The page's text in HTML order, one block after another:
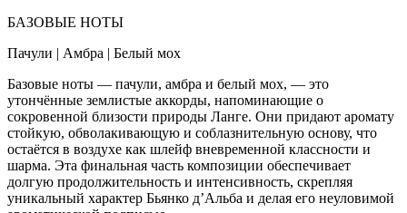
БАЗОВЫЕ НОТЫ
Пачули | Амбра | Белый мох
Базовые ноты — пачули, амбра и белый мох, — это
утончённые землистые аккорды, напоминающие о
сокровенной близости природы Ланге. Они придают аромату
стойкую, обволакивающую и соблазнительную основу, что
остаётся в воздухе как шлейф вневременной классности и
шарма. Эта финальная часть композиции обеспечивает
долгую продолжительность и интенсивность, скрепляя
уникальный характер Бьянко д’Альба и делая его неуловимой